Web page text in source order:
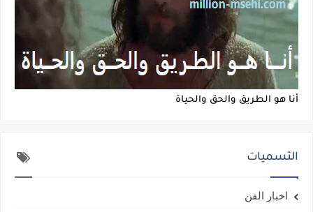
أنا هو الطريق والحق والحياة
التسميات
اخبار الفن